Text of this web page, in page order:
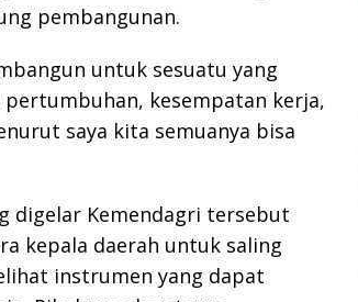
pembangunan.
untuk sesuatu yang
kesempatan kerja,
saya kita semuanya bisa
digelar Kemendagri tersebut
kepala daerah untuk saling
instrumen yang dapat